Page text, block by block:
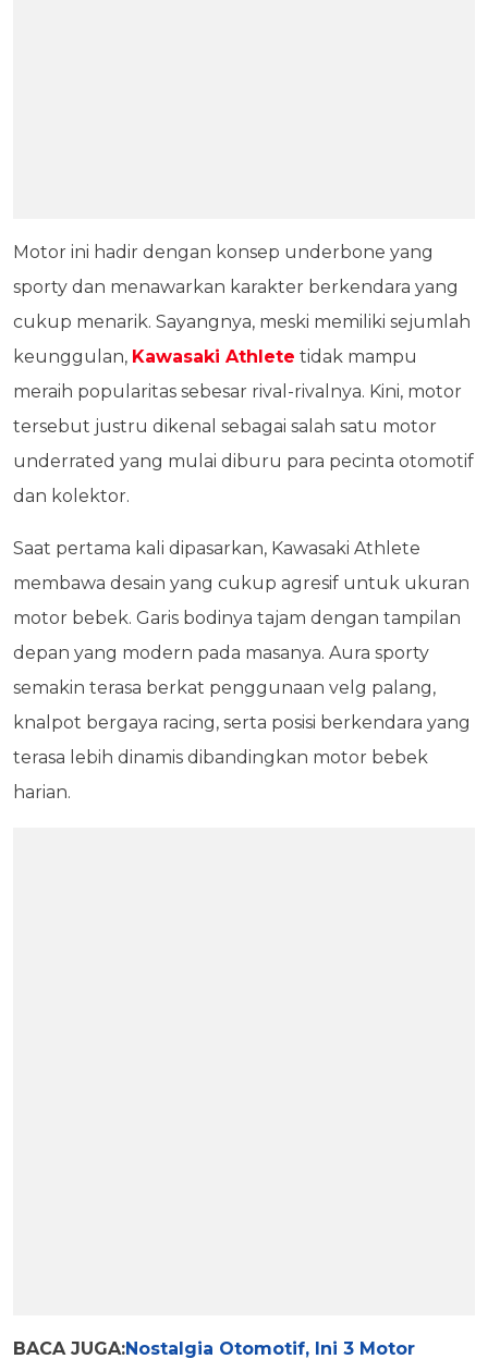
Motor ini hadir dengan konsep underbone yang
sporty dan menawarkan karakter berkendara yang
cukup menarik. Sayangnya, meski memiliki sejumlah
keunggulan, Kawasaki Athlete tidak mampu
meraih popularitas sebesar rival-rivalnya. Kini, motor
tersebut justru dikenal sebagai salah satu motor
underrated yang mulai diburu para pecinta otomotif
dan kolektor.
Saat pertama kali dipasarkan, Kawasaki Athlete
membawa desain yang cukup agresif untuk ukuran
motor bebek. Garis bodinya tajam dengan tampilan
depan yang modern pada masanya. Aura sporty
semakin terasa berkat penggunaan velg palang,
knalpot bergaya racing, serta posisi berkendara yang
terasa lebih dinamis dibandingkan motor bebek
harian.
BACA JUGA:Nostalgia Otomotif, Ini 3 Motor